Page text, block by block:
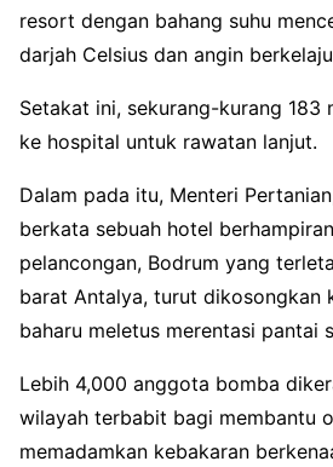
resort dengan bahang suhu
darjah Celsius dan angin
Setakat ini, sekurang-kurang 183
ke hospital untuk rawatan lanjut.
Dalam pada itu, Menteri
berkata sebuah hotel
pelancongan, Bodrum yang
barat Antalya, turut dikosongkan
baharu meletus merentasi pantai
Lebih 4,000 anggota bomba
wilayah terbabit bagi membantu
memadamkan kebakaran